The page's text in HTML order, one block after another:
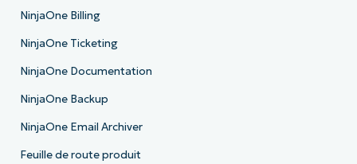
NinjaOne Billing
NinjaOne Ticketing
NinjaOne Documentation
NinjaOne Backup
NinjaOne Email Archiver
Feuille de route produit